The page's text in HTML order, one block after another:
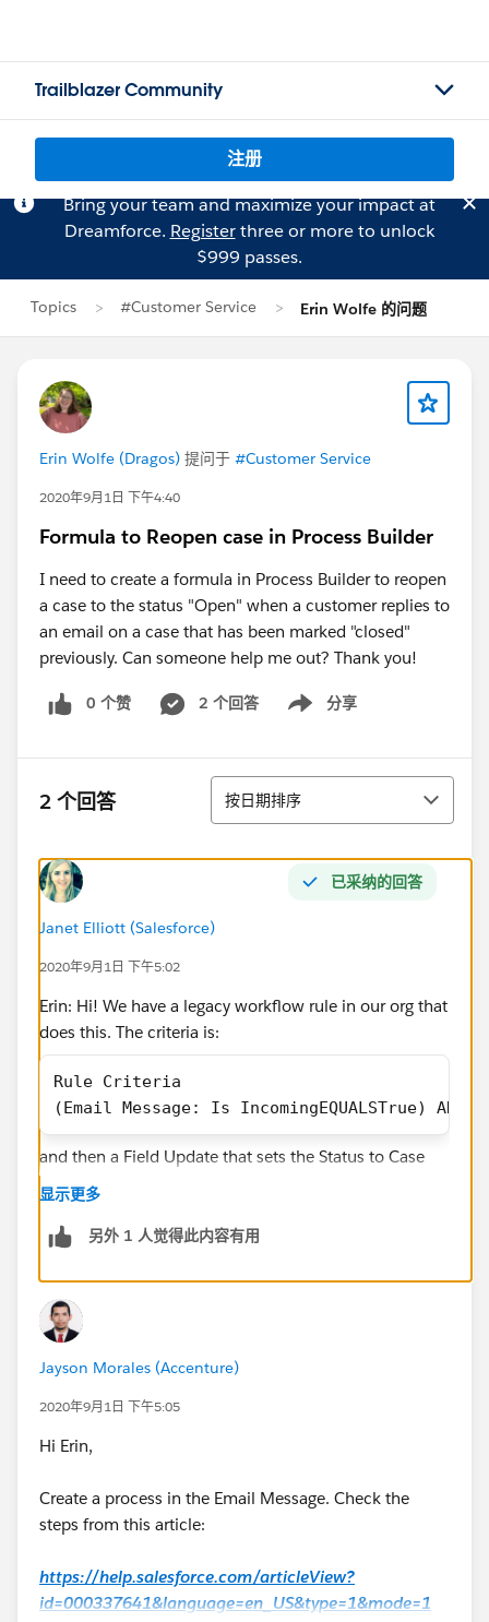
Trailblazer Community
注册
Bring your team and maximize your impact at
Dreamforce. Registerthree or more to unlock
$999 passes.
Topics #Customer Service Erin Wolfe 的问题
Erin Wolfe (Dragos) 提问于 #Customer Service
2020年9月1日 下午4:40
Formula to Reopen case in Process Builder
I need to create a formula in Process Builder to reopen
a case to the status "Open" when a customer replies to
an email on a case that has been marked "closed"
previously. Can someone help me out? Thank you!
0 个赞 2 个回答 分享
Show menu
2 个回答 排序
按日期排序
已采纳的回答
Janet Elliott (Salesforce)
2020年9月1日 下午5:02
Erin: Hi! We have a legacy workflow rule in our org that
does this. The criteria is:
(Email Message: Is IncomingEQUALSTrue) AND
and then a Field Update that sets the Status to Case
Reopened.
You can translate this to a Process Builder by selecting
the object of Email Message to run this on and then
option. Hope that helps!
Janet
#.LCAnswers
显示更多
另外 1 人觉得此内容有用
Jayson Morales (Accenture)
2020年9月1日 下午5:05
Hi Erin,
Create a process in the Email Message. Check the
steps from this article:
https://help.salesforce.com/articleView?
id=000337641&language=en_US&type=1&mode=1